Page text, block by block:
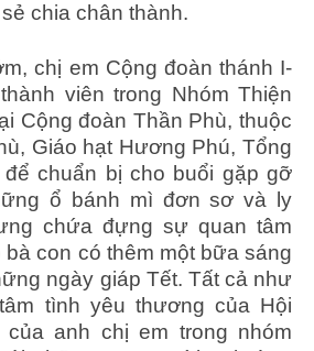
chia chân thành.
chị em Cộng đoàn thánh I-
viên trong Nhóm Thiện
Cộng đoàn Thần Phù, thuộc
Giáo hạt Hương Phú, Tổng
để chuẩn bị cho buổi gặp gỡ
ổ bánh mì đơn sơ và ly
chứa đựng sự quan tâm
con có thêm một bữa sáng
ngày giáp Tết. Tất cả như
tình yêu thương của Hội
anh chị em trong nhóm